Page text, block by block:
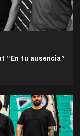
“En tu ausencia”